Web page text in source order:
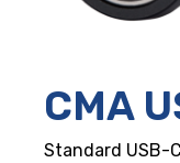
CMA
Standard USB-